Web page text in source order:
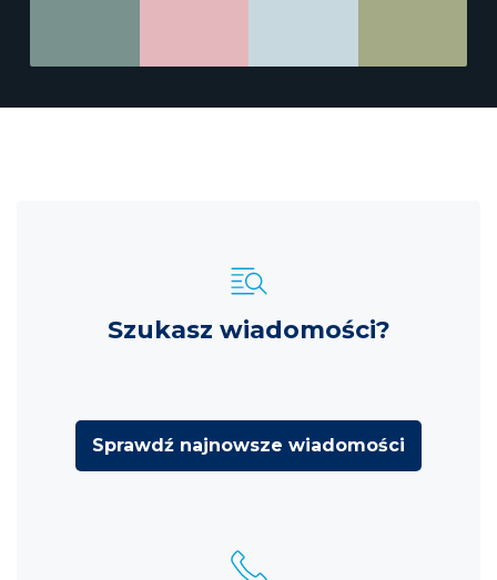
Szukasz wiadomości?
Sprawdź najnowsze wiadomości